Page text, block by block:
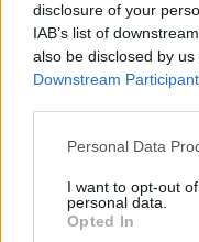
disclosure of your
IAB’s list of
also be disclosed by
Downstream
Personal Data
I want to opt-out
personal data.
Opted In
Lamda, ενώ για
βαρύνει την
ΠΡΟΗΓΟΎΜΕΝΟ
Διόνυσος: